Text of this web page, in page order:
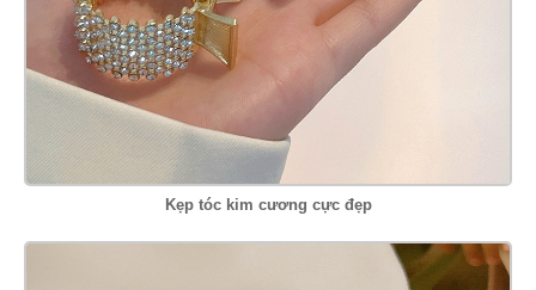
Kẹp tóc kim cương cực đẹp